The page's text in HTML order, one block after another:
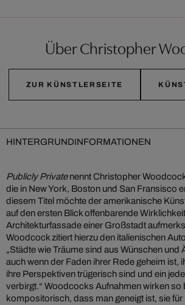
Über Christopher
ZUR KÜNSTLERSEITE
HINTERGRUNDINFORMATIONEN
Publicly Privatenennt Christopher
die in New York, Boston und San Fransisco
diesem Titel möchte der amerikanische
auf den ersten Blick offenbarende
Architekturfassade einer Großstadt
Woodcock zitiert hierzu den italienischen
„Städte wie Träume sind aus Wünschen und
auch wenn der Faden ihrer Rede geheim ist,
ihre Perspektiven trügerisch sind und ein
verbirgt.“ Woodcocks Aufnahmen wirken so
kompositorisch, dass man geneigt ist, sie für